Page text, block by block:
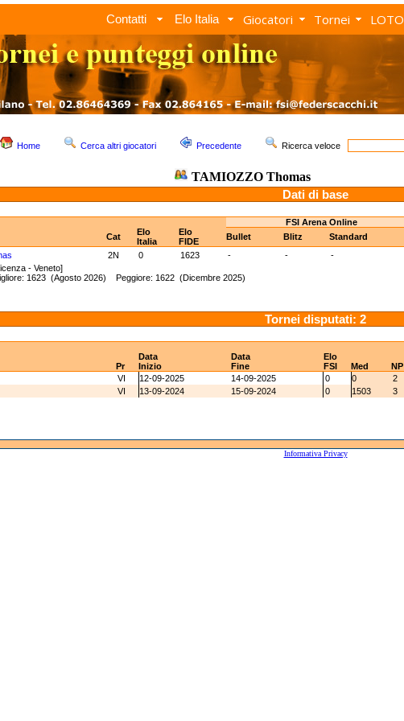
Contatti Elo Italia Giocatori Tornei LOTO
Home Cerca altri giocatori Precedente Ricerca veloce
TAMIOZZO Thomas
Dati di base
FSI Arena Online
Cat
Elo
Italia
Elo
FIDE
Bullet Blitz Standard
2N 0 1623 - - -
- Veneto]
1623 (Agosto 2026) Peggiore: 1622 (Dicembre 2025)
Tornei disputati: 2
Data Data Elo
Pr Inizio Fine FSI Med NP
VI 12-09-2025 14-09-2025 0 0 2
VI 13-09-2024 15-09-2024 0 1503 3
Informativa Privacy